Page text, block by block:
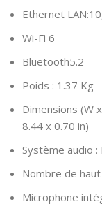
Ethernet
Wi-Fi 6
Bluetooth5.2
Poids : 1.37 Kg
Dimensions (W
8.44 x 0.70 in)
Système audio :
Nombre de
Microphone